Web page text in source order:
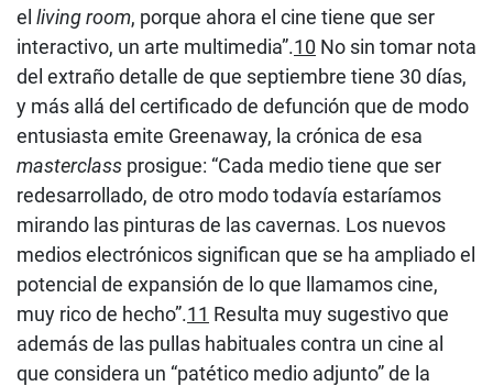
el living room, porque ahora el cine tiene que ser
interactivo, un arte multimedia”.10 No sin tomar nota
del extraño detalle de que septiembre tiene 30 días,
y más allá del certificado de defunción que de modo
entusiasta emite Greenaway, la crónica de esa
masterclass prosigue: “Cada medio tiene que ser
redesarrollado, de otro modo todavía estaríamos
mirando las pinturas de las cavernas. Los nuevos
medios electrónicos significan que se ha ampliado el
potencial de expansión de lo que llamamos cine,
muy rico de hecho”.11 Resulta muy sugestivo que
además de las pullas habituales contra un cine al
que considera un “patético medio adjunto” de la